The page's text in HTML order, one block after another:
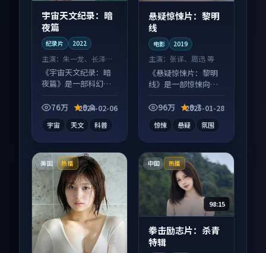
宇宙天文纪录：暗
夜篇
纪录片 2022
主演： 朱一龙、长泽雅
美 等
《宇宙天文纪录：暗
夜篇》是一部科幻向
感在线，配乐与镜头
76万 9.8
2024-02-06
宇宙 天文 科普
悬疑惊悚片：黎明
线
电影 2019
主演： 张译、周迅 等
《悬疑惊悚片：黎明
线》是一部惊悚向电
息量大，适合沉浸式
96万 9.7
2025-01-28
惊悚 悬疑 氛围
美国 热播 中国 热播
98:15
拳击励志片：杀青
特辑